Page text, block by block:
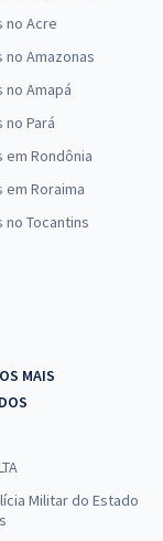
no Acre
no Amazonas
no Amapá
no Pará
em Rondônia
em Roraima
no Tocantins
MAIS
Militar do Estado